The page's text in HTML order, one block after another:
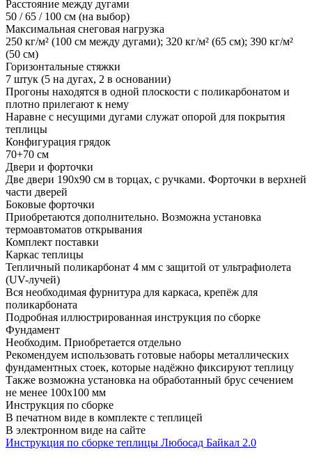
Расстояние между дугами
50 / 65 / 100 см (на выбор)
Максимальная снеговая нагрузка
250 кг/м² (100 см между дугами); 320 кг/м² (65 см); 390 кг/м²
(50 см)
Горизонтальные стяжки
7 штук (5 на дугах, 2 в основании)
Прогоны находятся в одной плоскости с поликарбонатом и
плотно прилегают к нему
Наравне с несущими дугами служат опорой для покрытия
теплицы
Конфигурация грядок
70+70 см
Двери и форточки
Две двери 190x90 см в торцах, с ручками. Форточки в верхней
части дверей
Боковые форточки
Приобретаются дополнительно. Возможна установка
термоавтоматов открывания
Комплект поставки
Каркас теплицы
Тепличный поликарбонат 4 мм с защитой от ультрафиолета
(UV-лучей)
Вся необходимая фурнитура для каркаса, крепёж для
поликарбоната
Подробная иллюстрированная инструкция по сборке
Фундамент
Необходим. Приобретается отдельно
Рекомендуем использовать готовые наборы металлических
фундаментных стоек, которые надёжно фиксируют теплицу
Также возможна установка на обработанный брус сечением
не менее 100x100 мм
Инструкция по сборке
В печатном виде в комплекте с теплицей
В электронном виде на сайте
Инструкция по сборке теплицы Любосад Байкал 2.0